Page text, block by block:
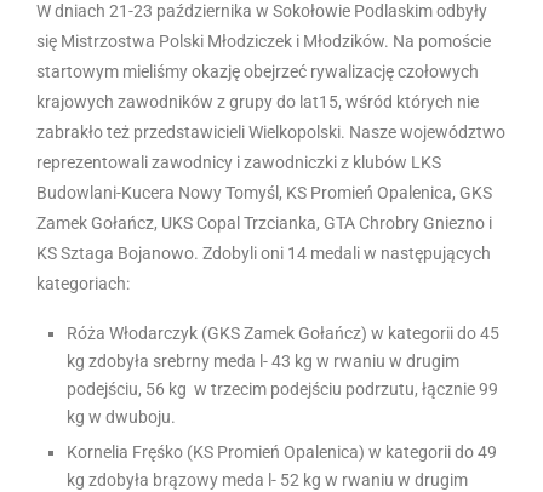
W dniach 21-23 października w Sokołowie Podlaskim odbyły
się Mistrzostwa Polski Młodziczek i Młodzików. Na pomoście
startowym mieliśmy okazję obejrzeć rywalizację czołowych
krajowych zawodników z grupy do lat15, wśród których nie
zabrakło też przedstawicieli Wielkopolski. Nasze województwo
reprezentowali zawodnicy i zawodniczki z klubów LKS
Budowlani-Kucera Nowy Tomyśl, KS Promień Opalenica, GKS
Zamek Gołańcz, UKS Copal Trzcianka, GTA Chrobry Gniezno i
KS Sztaga Bojanowo. Zdobyli oni 14 medali w następujących
kategoriach:
Róża Włodarczyk (GKS Zamek Gołańcz) w kategorii do 45
kg zdobyła srebrny meda l- 43 kg w rwaniu w drugim
podejściu, 56 kg w trzecim podejściu podrzutu, łącznie 99
kg w dwuboju.
Kornelia Fręśko (KS Promień Opalenica) w kategorii do 49
kg zdobyła brązowy meda l- 52 kg w rwaniu w drugim